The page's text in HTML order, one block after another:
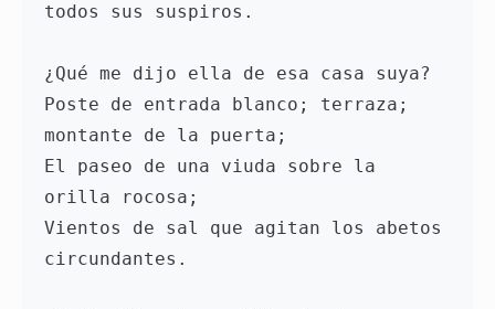
todos sus suspiros.
¿Qué me dijo ella de esa casa suya?
Poste de entrada blanco; terraza;
montante de la puerta;
El paseo de una viuda sobre la
orilla rocosa;
Vientos de sal que agitan los abetos
circundantes.